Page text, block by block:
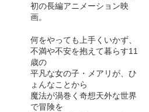
初の長編アニメーション映
画。
何をやっても上手くいかず、
不満や不安を抱えて暮らす11
歳の
平凡な女の子・メアリが、ひ
ょんなことから
魔法が渦巻く奇想天外な世界
で冒険を